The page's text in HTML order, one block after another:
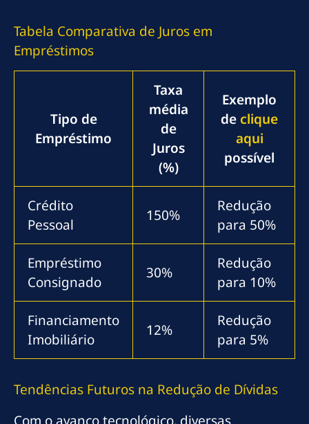
Tabela Comparativa de Juros em
Empréstimos
Tipo de
Empréstimo
Taxa
média
de
Juros
(%)
Exemplo
de clique
aqui
possível
Crédito
Pessoal
150%
Redução
para 50%
Empréstimo
Consignado
30%
Redução
para 10%
Financiamento
Imobiliário
12%
Redução
para 5%
Tendências Futuros na Redução de Dívidas